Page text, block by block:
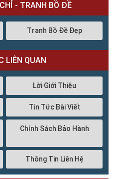
- TRANH BỒ ĐỀ
Tranh Bồ Đề Đẹp
LIÊN QUAN
Lời Giới Thiệu
Tin Tức Bài Viết
Chính Sách Bảo Hành
Thông Tin Liên Hệ